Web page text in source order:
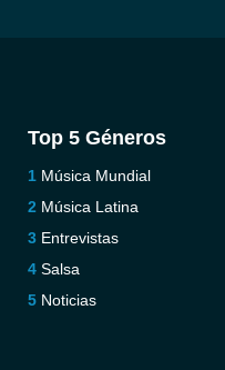
Top 5 Géneros
Música Mundial
Música Latina
Entrevistas
Salsa
Noticias